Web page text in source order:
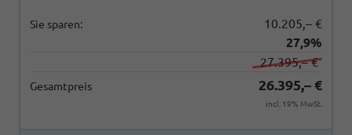
Sie sparen:
10.205,– €
27,9%
27.395,– €
Gesamtpreis 26.395,– €
incl. 19% MwSt.